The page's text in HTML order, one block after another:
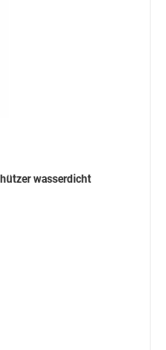
wasserdicht